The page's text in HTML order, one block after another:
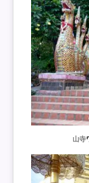
山寺